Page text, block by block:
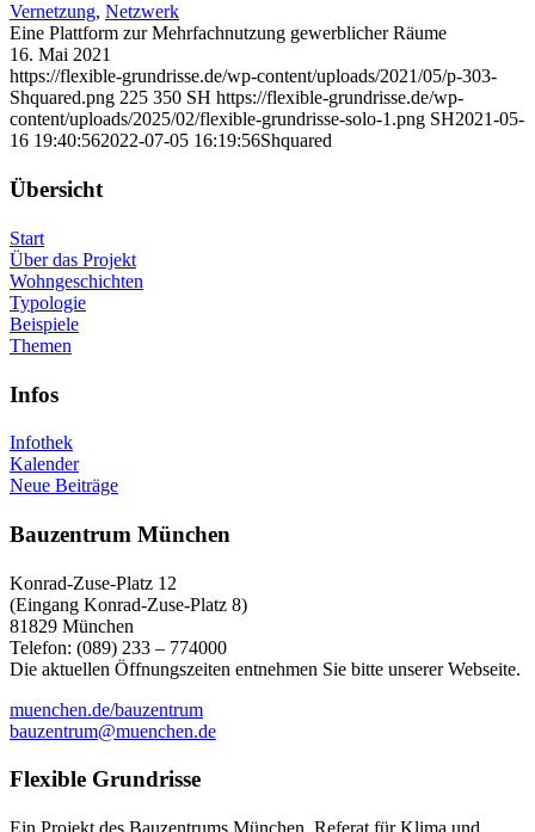
Vernetzung, Netzwerk
Eine Plattform zur Mehrfachnutzung gewerblicher Räume
16. Mai 2021
https://flexible-grundrisse.de/wp-content/uploads/2021/05/p-303-
Shquared.png 225 350 SH https://flexible-grundrisse.de/wp-
content/uploads/2025/02/flexible-grundrisse-solo-1.png SH2021-05-
16 19:40:562022-07-05 16:19:56Shquared
Übersicht
Start
Über das Projekt
Wohngeschichten
Typologie
Beispiele
Themen
Infos
Infothek
Kalender
Neue Beiträge
Bauzentrum München
Konrad-Zuse-Platz 12
(Eingang Konrad-Zuse-Platz 8)
81829 München
Telefon: (089) 233 – 774000
Die aktuellen Öffnungszeiten entnehmen Sie bitte unserer Webseite.
muenchen.de/bauzentrum
bauzentrum@muenchen.de
Flexible Grundrisse